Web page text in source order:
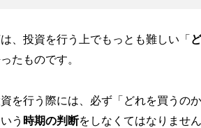
、投資を行う上でもっとも難しい「
たものです。
を行う際には、必ず「どれを買うの
う 時期の判断をしなくてはなりません